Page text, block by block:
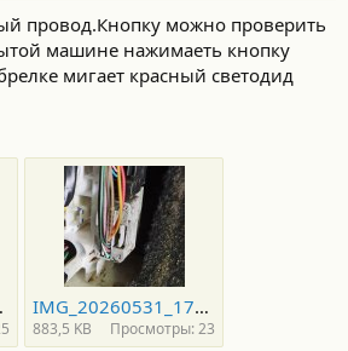
провод.Кнопку можно проверить
машине нажимаеть кнопку
мигает красный светодид
IMG_20260531_173255.jpg
883,5 KB Просмотры: 23